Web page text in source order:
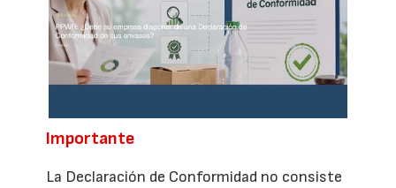
Importante
La Declaración de Conformidad no consiste